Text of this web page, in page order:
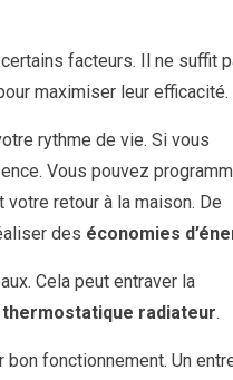
facteurs. Il ne suffit
maximiser leur efficacité.
rythme de vie. Si vous
Vous pouvez
retour à la maison. De
des économies
Cela peut entraver la
thermostatique radiateur.
bon fonctionnement. Un